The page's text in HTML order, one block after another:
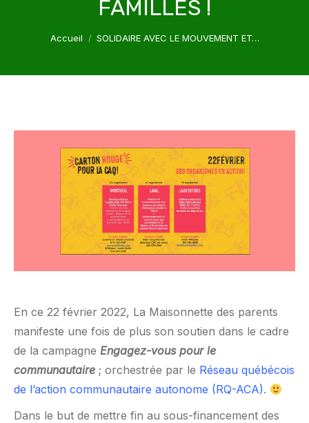
FAMILLES !
Vous êtes ici :
Accueil SOLIDAIRE AVEC LE MOUVEMENT ET…
En ce 22 février 2022, La Maisonnette des parents
manifeste une fois de plus son soutien dans le cadre
de la campagne Engagez-vous pour le
communautaire ; orchestrée par le Réseau québécois
de l’action communautaire autonome (RQ-ACA).
Dans le but de mettre fin au sous-financement des